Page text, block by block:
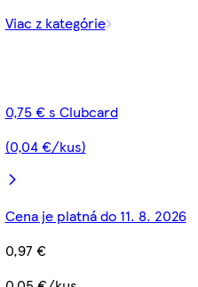
Viac z kategórie
0,75 € s Clubcard
(0,04 €/kus)
Cena je platná do 11. 8. 2026
0,97 €